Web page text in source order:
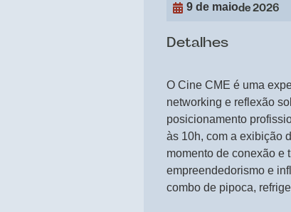
9 de maiode 2026
Detalhes
O Cine CME é uma
networking e reflexão
posicionamento
às 10h, com a exibição
momento de conexão e
empreendedorismo e
combo de pipoca,